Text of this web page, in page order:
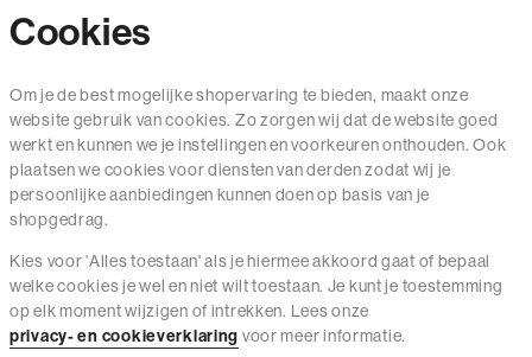
Mail ons
020 - 3412 650
Van maandag t/m vrijdag van 8.30 uur tot 18.00 uur.
Service
Wij zijn The Sting
Cookies
Om je de best mogelijke shopervaring te bieden, maakt onze
website gebruik van cookies. Zo zorgen wij dat de website goed
werkt en kunnen we je instellingen en voorkeuren onthouden. Ook
plaatsen we cookies voor diensten van derden zodat wij je
persoonlijke aanbiedingen kunnen doen op basis van je
shopgedrag.
Kies voor 'Alles toestaan' als je hiermee akkoord gaat of bepaal
welke cookies je wel en niet wilt toestaan. Je kunt je toestemming
op elk moment wijzigen of intrekken. Lees onze
privacy- en cookieverklaring voor meer informatie.